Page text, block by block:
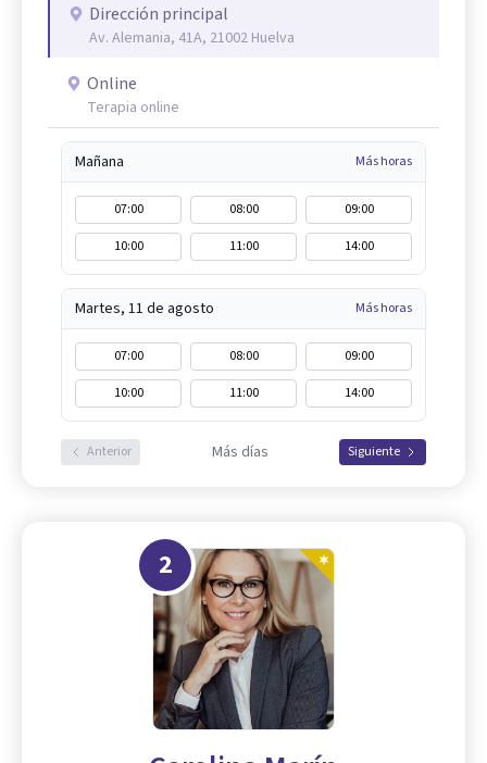
Dirección principal
Av. Alemania, 41A, 21002 Huelva
Online
Terapia online
Mañana Más horas
07:00 08:00
09:00
10:00
11:00 14:00
Martes, 11 de agosto Más horas
07:00 08:00
09:00
10:00
11:00 14:00
Anterior Más días Siguiente
2